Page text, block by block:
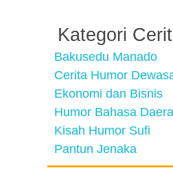
Kategori
Bakusedu Manado
Cerita Humor
Ekonomi dan Bisnis
Humor Bahasa
Kisah Humor Sufi
Pantun Jenaka